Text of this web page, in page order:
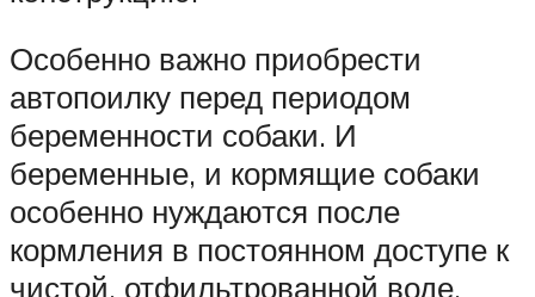
Особенно важно приобрести
автопоилку перед периодом
беременности собаки. И
беременные, и кормящие собаки
особенно нуждаются после
кормления в постоянном доступе к
чистой, отфильтрованной воде,